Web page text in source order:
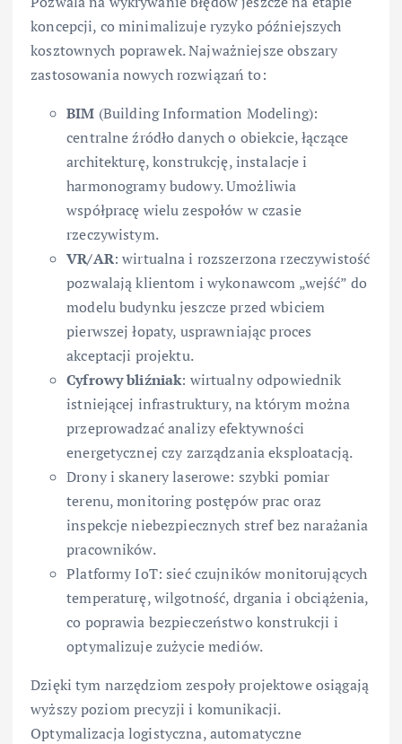
koncepcji, co minimalizuje ryzyko późniejszych
kosztownych poprawek. Najważniejsze obszary
zastosowania nowych rozwiązań to:
BIM (Building Information Modeling):
centralne źródło danych o obiekcie, łączące
architekturę, konstrukcję, instalacje i
harmonogramy budowy. Umożliwia
współpracę wielu zespołów w czasie
rzeczywistym.
VR/AR: wirtualna i rozszerzona rzeczywistość
pozwalają klientom i wykonawcom „wejść” do
modelu budynku jeszcze przed wbiciem
pierwszej łopaty, usprawniając proces
akceptacji projektu.
Cyfrowy bliźniak: wirtualny odpowiednik
istniejącej infrastruktury, na którym można
przeprowadzać analizy efektywności
energetycznej czy zarządzania eksploatacją.
Drony i skanery laserowe: szybki pomiar
terenu, monitoring postępów prac oraz
inspekcje niebezpiecznych stref bez narażania
pracowników.
Platformy IoT: sieć czujników monitorujących
temperaturę, wilgotność, drgania i obciążenia,
co poprawia bezpieczeństwo konstrukcji i
optymalizuje zużycie mediów.
Dzięki tym narzędziom zespoły projektowe osiągają
wyższy poziom precyzji i komunikacji.
Optymalizacja logistyczna, automatyczne